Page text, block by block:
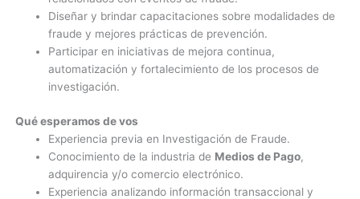
Diseñar y brindar capacitaciones sobre modalidades de
fraude y mejores prácticas de prevención.
Participar en iniciativas de mejora continua,
automatización y fortalecimiento de los procesos de
investigación.
Qué esperamos de vos
Experiencia previa en Investigación de Fraude.
Conocimiento de la industria de Medios de Pago,
adquirencia y/o comercio electrónico.
Experiencia analizando información transaccional y